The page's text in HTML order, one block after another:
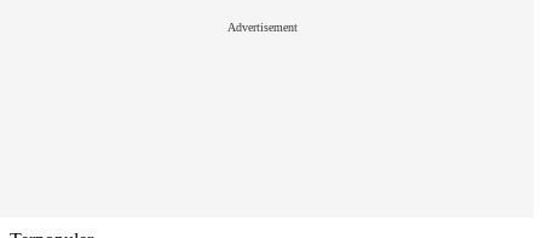
Advertisement